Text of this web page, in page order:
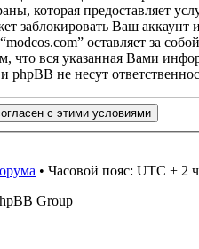
которая предоставляет
заблокировать Ваш аккаунт
оставляет за
что вся указанная Вами
phpBB не несут
• Часовой пояс: UTC + 2
Group